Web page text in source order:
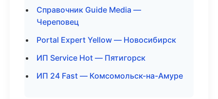
Справочник Guide Media —
Череповец
Portal Expert Yellow — Новосибирск
ИП Service Hot — Пятигорск
ИП 24 Fast — Комсомольск-на-Амуре